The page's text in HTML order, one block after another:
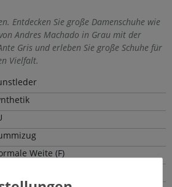
Entdecken Sie große Damenschuhe wie
Andres Machado in Grau mit der
Gris und erleben Sie große Schuhe für
Vielfalt.
Weite (F)